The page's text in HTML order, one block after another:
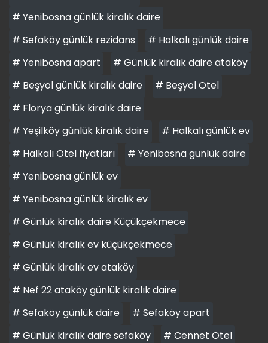
# Yenibosna günlük kiralık daire
# Sefaköy günlük rezidans
# Halkalı günlük daire
# Yenibosna apart
# Günlük kiralık daire ataköy
# Beşyol günlük kiralık daire
# Beşyol Otel
# Florya günlük kiralık daire
# Yeşilköy günlük kiralık daire
# Halkalı günlük ev
# Halkalı Otel fiyatları
# Yenibosna günlük daire
# Yenibosna günlük ev
# Yenibosna günlük kiralık ev
# Günlük kiralık daire Küçükçekmece
# Günlük kiralık ev küçükçekmece
# Günlük kiralık ev ataköy
# Nef 22 ataköy günlük kiralık daire
# Sefaköy günlük daire
# Sefaköy apart
# Günlük kiralık daire sefaköy
# Cennet Otel